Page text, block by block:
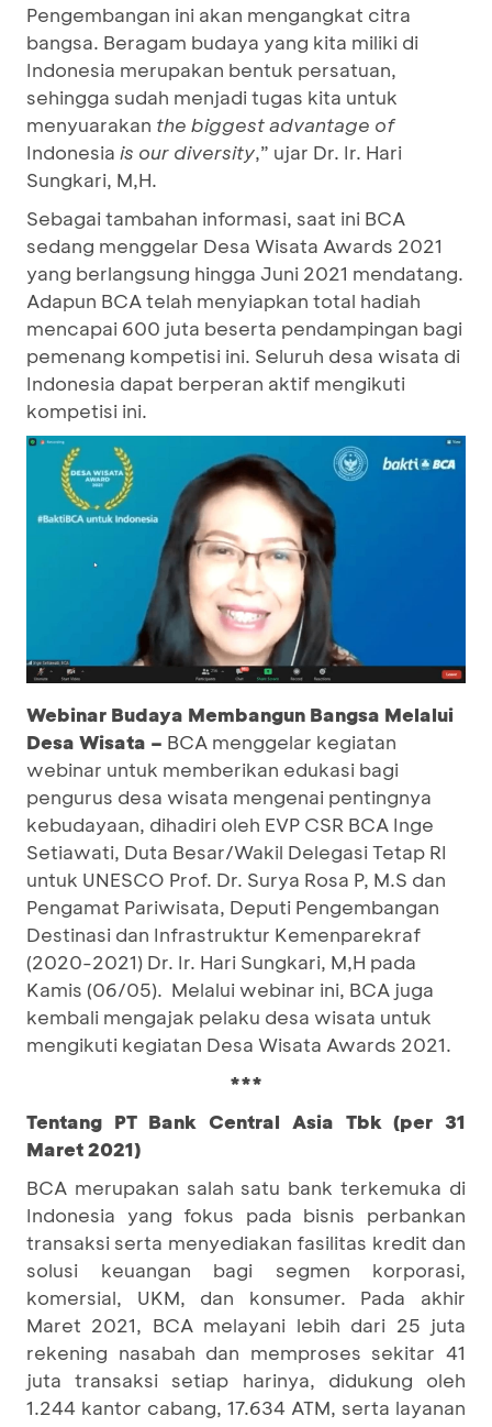
Pengembangan ini akan mengangkat citra
bangsa. Beragam budaya yang kita miliki di
Indonesia merupakan bentuk persatuan,
sehingga sudah menjadi tugas kita untuk
menyuarakan the biggest advantage of
Indonesia is our diversity,” ujar Dr. Ir. Hari
Sungkari, M,H.
Sebagai tambahan informasi, saat ini BCA
sedang menggelar Desa Wisata Awards 2021
yang berlangsung hingga Juni 2021 mendatang.
Adapun BCA telah menyiapkan total hadiah
mencapai 600 juta beserta pendampingan bagi
pemenang kompetisi ini. Seluruh desa wisata di
Indonesia dapat berperan aktif mengikuti
kompetisi ini.
Webinar Budaya Membangun Bangsa Melalui
Desa Wisata – BCA menggelar kegiatan
webinar untuk memberikan edukasi bagi
pengurus desa wisata mengenai pentingnya
kebudayaan, dihadiri oleh EVP CSR BCA Inge
Setiawati, Duta Besar/Wakil Delegasi Tetap RI
untuk UNESCO Prof. Dr. Surya Rosa P, M.S dan
Pengamat Pariwisata, Deputi Pengembangan
Destinasi dan Infrastruktur Kemenparekraf
(2020-2021) Dr. Ir. Hari Sungkari, M,H pada
Kamis (06/05). Melalui webinar ini, BCA juga
kembali mengajak pelaku desa wisata untuk
mengikuti kegiatan Desa Wisata Awards 2021.
***
Tentang PT Bank Central Asia Tbk (per 31
Maret 2021)
BCA merupakan salah satu bank terkemuka di
Indonesia yang fokus pada bisnis perbankan
transaksi serta menyediakan fasilitas kredit dan
solusi keuangan bagi segmen korporasi,
komersial, UKM, dan konsumer. Pada akhir
Maret 2021, BCA melayani lebih dari 25 juta
rekening nasabah dan memproses sekitar 41
juta transaksi setiap harinya, didukung oleh
1.244 kantor cabang, 17.634 ATM, serta layanan